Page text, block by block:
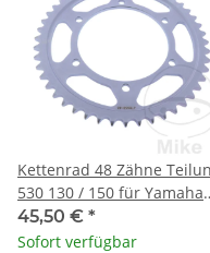
Kettenrad 48 Zähne Teilung
530 130 / 150 für Yamaha
FZR 750 RT Genesis YZF 750
SP
45,50 € *
Sofort verfügbar